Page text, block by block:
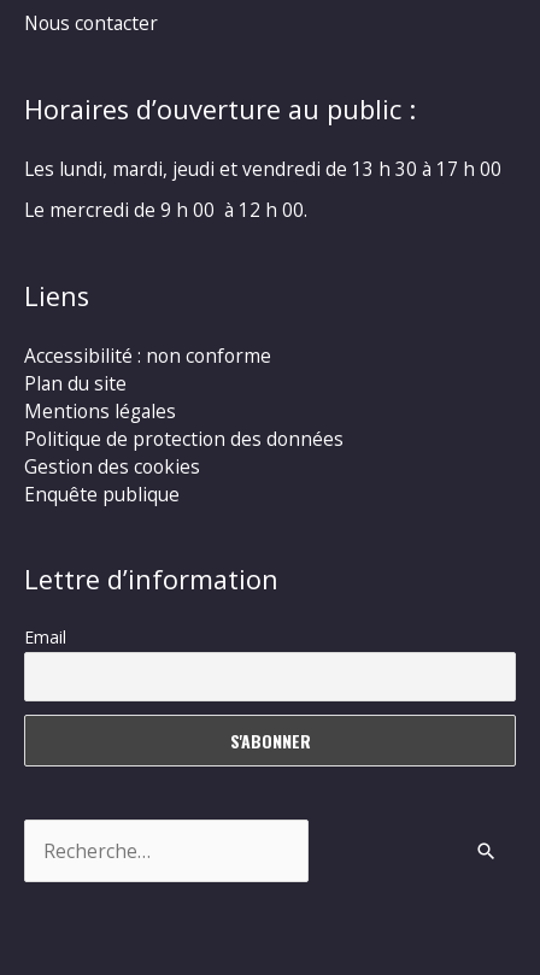
Nous contacter
Horaires d’ouverture au public :
Les lundi, mardi, jeudi et vendredi de 13 h 30 à 17 h 00
Le mercredi de 9 h 00 à 12 h 00.
Liens
Accessibilité : non conforme
Plan du site
Mentions légales
Politique de protection des données
Gestion des cookies
Enquête publique
Lettre d’information
Email